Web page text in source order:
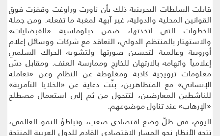
قابلت السلطات البحرينية ذلك بأن ناورت وراوغت وقفزت فوق
القوانين المحلية والدولية، غير آبهة لمغبة ما تفعله. ومن جملة
الخطوات التي اتخذتها، ضمن دبلوماسية «القبضايات»
والاستهتار بالمنتظم الدولي، التعاقد مع شركات ووسائل إعلام
أوروبية وعالمية لتحسين صورتها ولتشويه الحراك السلمي
إعلامياً واتهامه بالارتهان للخارج وممارسة العنف. ومقابل دسّ
معلومات ترويجية كاذبة ومغلوطة عن النظام وعن «تعامله
الإنساني» مع المتظاهرين، بثّت دعاية عن «الخلايا التآمرية»
للناشطين المعارضين، لتتحول من ثم إلى استعمال مصطلح
«الإرهاب» عند تناول موضوعهم.
اليوم، في ظلّ وضع اقتصادي صعب، وتباطؤ النمو العالمي،
تتجه الأنظار نحو المسار الاقتصادي القادم للدول العربية المنتجة